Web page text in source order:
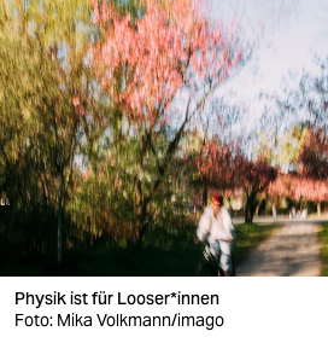
wahrheit
verlag
verlag
veranstaltungen
fragen & hilfe
unterstützen
Physik ist für Loo­se­r*in­nen
Foto: Mika Volkmann/imago